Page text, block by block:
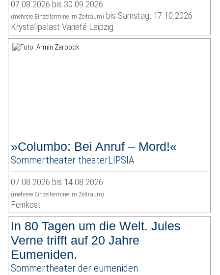
07.08.2026 bis 30.09.2026
(mehrere Einzeltermine im Zeitraum) bis Samstag, 17.10.2026
Krystallpalast Varieté Leipzig
»Columbo: Bei Anruf – Mord!«
Sommertheater theaterLIPSIA
07.08.2026 bis 14.08.2026
(mehrere Einzeltermine im Zeitraum)
Feinkost
In 80 Tagen um die Welt. Jules
Verne trifft auf 20 Jahre
Eumeniden.
Sommertheater der eumeniden